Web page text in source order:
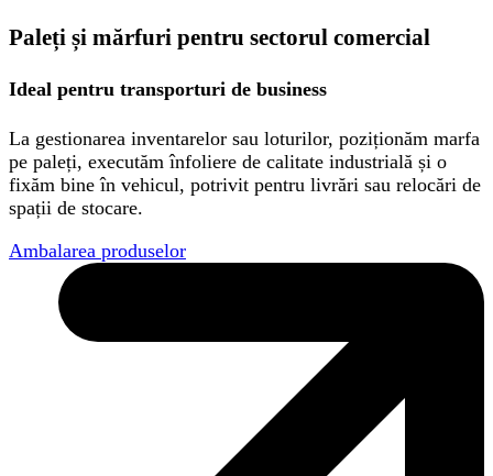
Paleți și mărfuri pentru sectorul comercial
Ideal pentru transporturi de business
La gestionarea inventarelor sau loturilor, poziționăm marfa
pe paleți, executăm înfoliere de calitate industrială și o
fixăm bine în vehicul, potrivit pentru livrări sau relocări de
spații de stocare.
Ambalarea produselor